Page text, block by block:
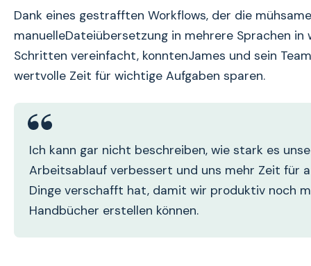
Dank eines gestrafften Workflows, der die mühsame
manuelleDateiübersetzung in mehrere Sprachen in
Schritten vereinfacht, konntenJames und sein Team
wertvolle Zeit für wichtige Aufgaben sparen.
Ich kann gar nicht beschreiben, wie stark es
Arbeitsablauf verbessert und uns mehr Zeit für
Dinge verschafft hat, damit wir produktiv noch
Handbücher erstellen können.